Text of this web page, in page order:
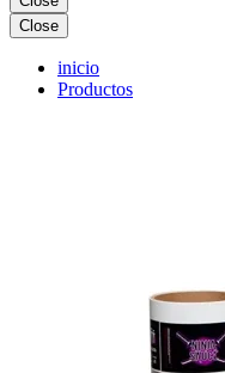
Close
inicio
Productos